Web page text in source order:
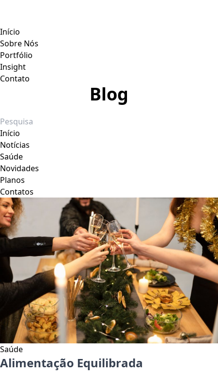
Início
Sobre Nós
Portfólio
Insight
Contato
Blog
Início
Notícias
Saúde
Novidades
Planos
Contatos
Saúde
Alimentação Equilibrada